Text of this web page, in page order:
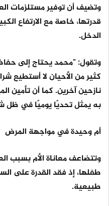
وتضيف أن توفير مستلزمات
قدرتها، خاصة مع الارتفاع
الدخل.
وتقول: "محمد يحتاج إلى
كثير من الأحيان لا أستطيع
نازحين آخرين. كما أن تأمين
به يمثل تحديًا يوميًا في ظل
أم وحيدة في مواجهة المرض
وتتضاعف معاناة الأم بسبب
طفلها، إذ فقد القدرة على
طبيعية.